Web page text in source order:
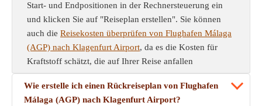
Start- und Endpositionen in der Rechnersteuerung ein
und klicken Sie auf "Reiseplan erstellen". Sie können
auch die Reisekosten überprüfen von Flughafen Málaga
(AGP) nach Klagenfurt Airport, da es die Kosten für
Kraftstoff schätzt, die auf Ihrer Reise anfallen
Wie erstelle ich einen Rückreiseplan von Flughafen
Málaga (AGP) nach Klagenfurt Airport?